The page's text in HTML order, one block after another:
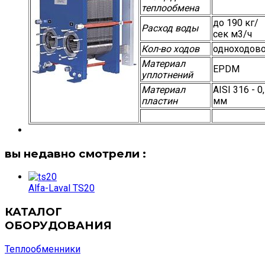
теплообмена
Расход воды
до 190 кг/
сек м3/ч
Кол-во ходов
Материал
уплотнений
EPDM
Материал
пластин
AISI 316 -
мм
вы недавно смотрели :
Alfa-Laval TS20
КАТАЛОГ
ОБОРУДОВАНИЯ
Теплообменники